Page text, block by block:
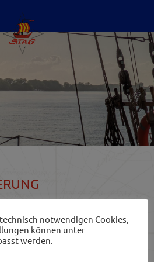
erfüllt den Zweck, besondere
notwendigen Cookies,
können unter
werden.